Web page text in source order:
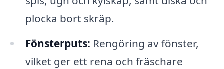
plocka bort skräp.
Fönsterputs: Rengöring av fönster,
vilket ger ett rena och fräschare